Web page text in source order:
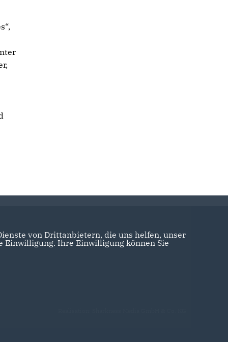
von Drittanbietern, die uns helfen, unser
Einwilligung. Ihre Einwilligung können Sie